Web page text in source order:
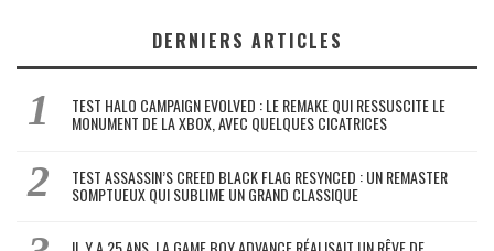
DERNIERS ARTICLES
TEST HALO CAMPAIGN EVOLVED : LE REMAKE QUI RESSUSCITE LE
MONUMENT DE LA XBOX, AVEC QUELQUES CICATRICES
TEST ASSASSIN’S CREED BLACK FLAG RESYNCED : UN REMASTER
SOMPTUEUX QUI SUBLIME UN GRAND CLASSIQUE